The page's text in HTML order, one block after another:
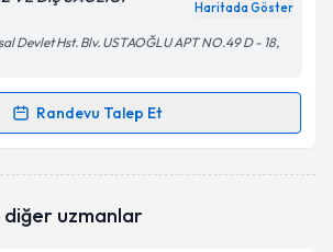
okudum ve kişisel verilerimin belirtilen
işlenmesini kabul ediyorum.
Haritada Göster
Devlet Hst. Blv. USTAOĞLU APT NO.49 D - 18,
Randevu Talep Et
Talebi
bu uzmandan randevu almanız için bir
diğer uzmanlar